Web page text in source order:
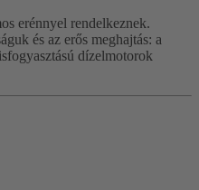
erénnyel rendelkeznek.
és az erős meghajtás: a
dízelmotorok